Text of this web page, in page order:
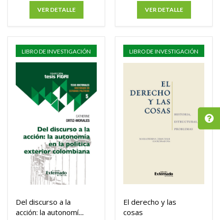
VER DETALLE VER DETALLE
LIBRO DE INVESTIGACIÓN
Del discurso a la
acción: la autonomía
LIBRO DE INVESTIGACIÓN
El derecho y las
cosas